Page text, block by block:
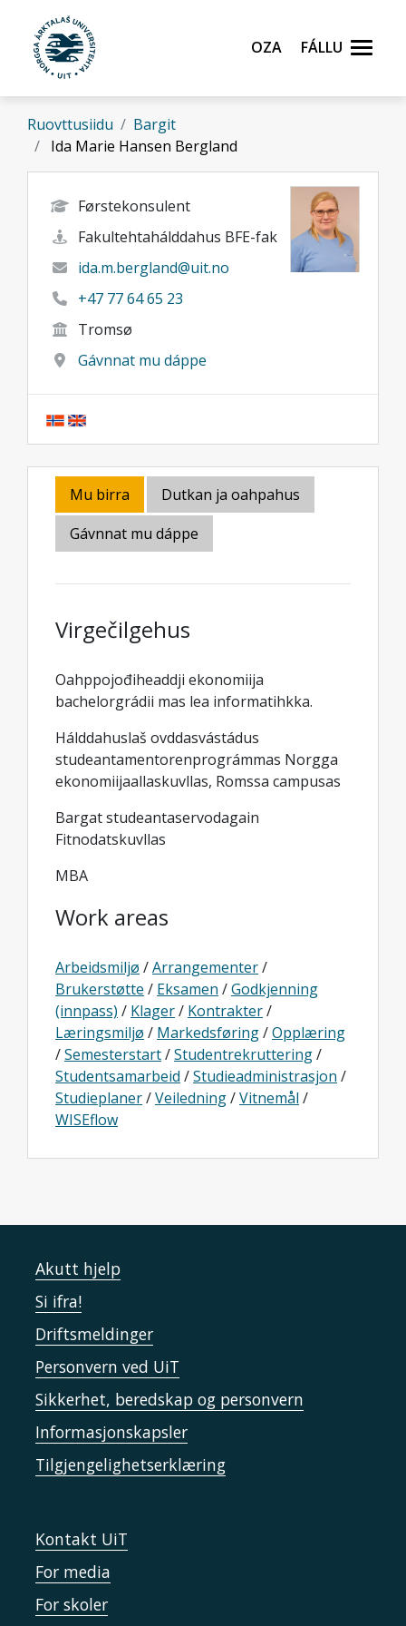
Gå til hovedinnhold
Oza
Fállu
Ruovttusiidu
Bargit
Ida Marie Hansen Bergland
Førstekonsulent
Fakultehtahálddahus BFE-fak
ida.m.bergland@uit.no
+47 77 64 65 23
Tromsø
Gávnnat mu dáppe
Mu birra
Dutkan ja oahpahus
Gávnnat mu dáppe
Virgečilgehus
Oahppojođiheaddji ekonomiija
bachelorgrádii mas lea informatihkka.
Hálddahuslaš ovddasvástádus
studeantamentorenprográmmas Norgga
ekonomiijaallaskuvllas, Romssa campusas
Bargat studeantaservodagain
Fitnodatskuvllas
MBA
Work areas
Arbeidsmiljø /Arrangementer/
Brukerstøtte / Eksamen /Godkjenning
(innpass) / Klager/ Kontrakter/
Læringsmiljø / Markedsføring/Opplæring
/Semesterstart/Studentrekruttering/
Studentsamarbeid /Studieadministrasjon /
Studieplaner/Veiledning/Vitnemål /
WISEflow
Akutt hjelp
Si ifra!
Driftsmeldinger
Personvern ved UiT
Sikkerhet, beredskap og personvern
Informasjonskapsler
Tilgjengelighetserklæring
Kontakt UiT
For media
For skoler